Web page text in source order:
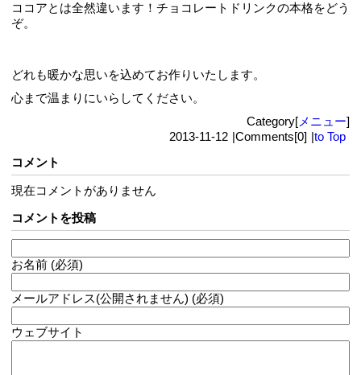
ココアとは全然違います！チョコレートドリンクの本格をどう
ぞ。
どれも暖かな思いを込めてお作りいたします。
心まで温まりにいらしてください。
Category[ メニュー]
2013-11-12 |Comments[0] |to Top
コメント
現在コメントがありません
コメントを投稿
お名前 (必須)
メールアドレス(公開されません) (必須)
ウェブサイト